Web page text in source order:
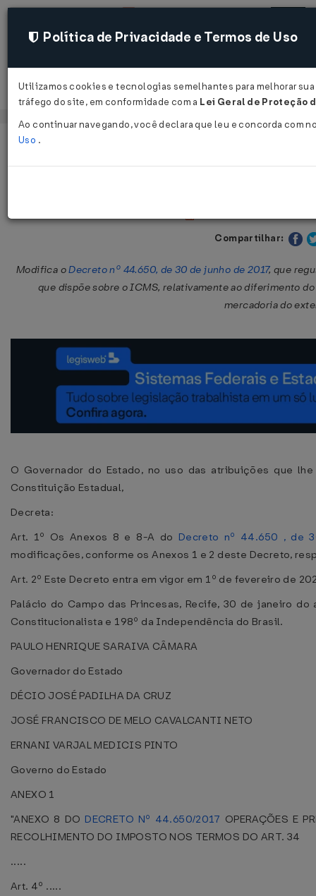
Acessar
Página Inicial
Compartilhar:
Modifica oDecreto nº 44.650, de 30 de junho de 2017, que
que dispõe sobre o ICMS, relativamente ao diferimento
mercadoria do
O Governador do Estado, no uso das atribuições que
Constituição Estadual,
Decreta:
Art. 1º Os Anexos 8 e 8-A do Decreto nº 44.650 , de
modificações, conforme os Anexos 1 e 2 deste Decreto,
Art. 2º Este Decreto entra em vigor em 1º de fevereiro de
Palácio do Campo das Princesas, Recife, 30 de janeiro do
Constitucionalista e 198º da Independência do Brasil.
PAULO HENRIQUE SARAIVA CÂMARA
Governador do Estado
DÉCIO JOSÉ PADILHA DA CRUZ
JOSÉ FRANCISCO DE MELO CAVALCANTI NETO
ERNANI VARJAL MEDICIS PINTO
Governo do Estado
ANEXO 1
"ANEXO 8 DO DECRETO Nº 44.650/2017 OPERAÇÕES E
RECOLHIMENTO DO IMPOSTO NOS TERMOS DO ART. 34
.....
Art. 4º .....
Política de Privacidade e Termos de Uso
Utilizamos cookies e tecnologias semelhantes para melhorar
tráfego do site, em conformidade com a Lei Geral de Proteção
Ao continuar navegando, você declara que leu e concorda com
Uso .